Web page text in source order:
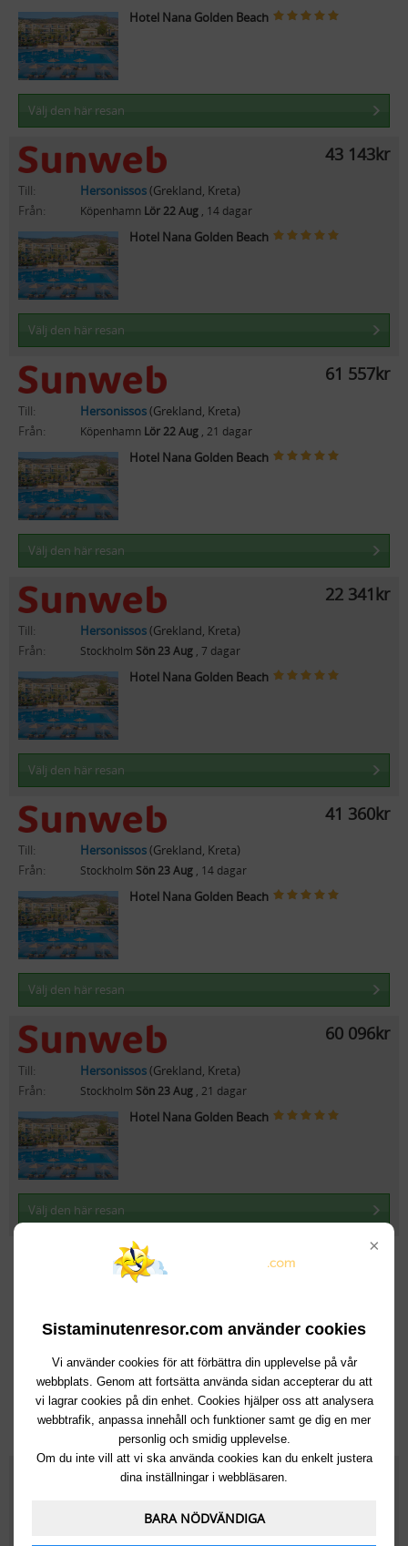
×
Sistaminutenresor.com använder cookies
Vi använder cookies för att förbättra din upplevelse på vår
webbplats. Genom att fortsätta använda sidan accepterar du att
vi lagrar cookies på din enhet. Cookies hjälper oss att analysera
webbtrafik, anpassa innehåll och funktioner samt ge dig en mer
personlig och smidig upplevelse.
Om du inte vill att vi ska använda cookies kan du enkelt justera
dina inställningar i webbläsaren.
BARA NÖDVÄNDIGA
Hotel Nana Golden Beach
Välj den här resan
43 143kr
Till: Hersonissos(Grekland, Kreta)
Från:
Köpenhamn Lör 22 Aug , 14 dagar
Hotel Nana Golden Beach
Välj den här resan
61 557kr
Till: Hersonissos(Grekland, Kreta)
Från:
Köpenhamn Lör 22 Aug , 21 dagar
Hotel Nana Golden Beach
Välj den här resan
22 341kr
Till: Hersonissos(Grekland, Kreta)
Från:
Stockholm Sön 23 Aug , 7 dagar
Hotel Nana Golden Beach
Välj den här resan
41 360kr
Till: Hersonissos(Grekland, Kreta)
Från:
Stockholm Sön 23 Aug , 14 dagar
Hotel Nana Golden Beach
Välj den här resan
60 096kr
Till: Hersonissos(Grekland, Kreta)
Från:
Stockholm Sön 23 Aug , 21 dagar
Hotel Nana Golden Beach
Välj den här resan
22 065kr
Hotel Nana Golden Beach
Välj den här resan
Hersonissos(Grekland, Kreta)